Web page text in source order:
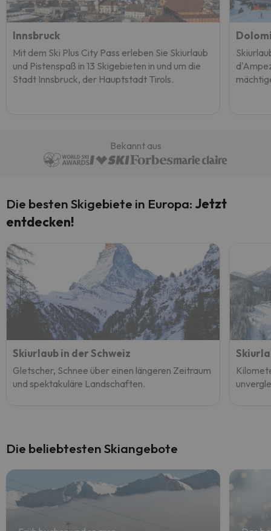
Innsbruck
Mit dem Ski Plus City Pass erleben Sie Skiurlaub
und Pistenspaß in 13 Skigebieten in und um die
Stadt Innsbruck, der Hauptstadt Tirols.
Bekannt aus
Die besten Skigebiete in Europa: Jetzt
entdecken!
Skiurlaub in der Schweiz
Gletscher, Schnee über einen längeren Zeitraum
und spektakuläre Landschaften.
Die beliebtesten Skiangebote